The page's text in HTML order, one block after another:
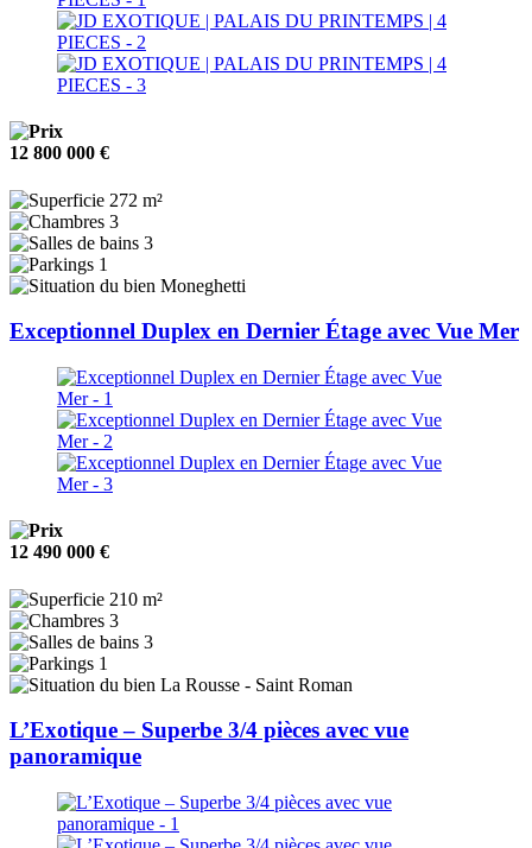
12 800 000 €
272 m²
3
3
1
Moneghetti
Exceptionnel Duplex en Dernier Étage avec Vue Mer
12 490 000 €
210 m²
3
3
1
La Rousse - Saint Roman
L’Exotique – Superbe 3/4 pièces avec vue
panoramique